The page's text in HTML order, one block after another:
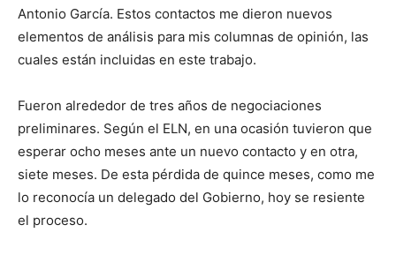
Antonio García. Estos contactos me dieron nuevos
elementos de análisis para mis columnas de opinión, las
cuales están incluidas en este trabajo.
Fueron alrededor de tres años de negociaciones
preliminares. Según el ELN, en una ocasión tuvieron que
esperar ocho meses ante un nuevo contacto y en otra,
siete meses. De esta pérdida de quince meses, como me
lo reconocía un delegado del Gobierno, hoy se resiente
el proceso.